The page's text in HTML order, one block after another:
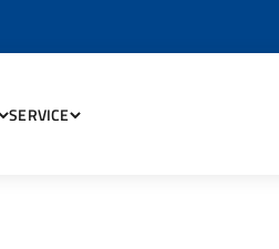
SERVICE